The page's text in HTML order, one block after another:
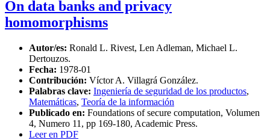
On data banks and privacy
homomorphisms
Autor/es: Ronald L. Rivest, Len Adleman, Michael L.
Dertouzos.
Fecha: 1978-01
Contribución: Víctor A. Villagrá González.
Palabras clave: Ingeniería de seguridad de los productos,
Matemáticas, Teoría de la información
Publicado en: Foundations of secure computation, Volumen
4, Numero 11, pp 169-180, Academic Press.
Leer en PDF